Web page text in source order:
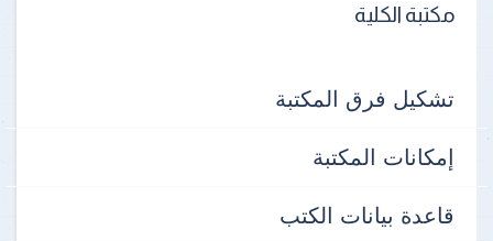
مكتبة الكلية
تشكيل فرق المكتبة
إمكانات المكتبة
قاعدة بيانات الكتب